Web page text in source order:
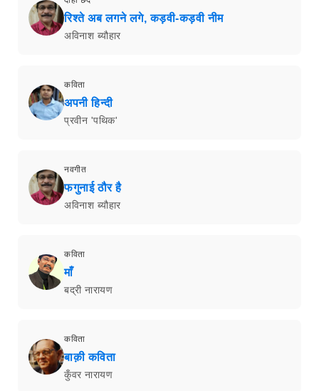
रिश्ते अब लगने लगे, कड़वी-कड़वी नीम
अविनाश ब्यौहार
कविता
अपनी हिन्दी
प्रवीन 'पथिक'
नवगीत
फगुनाई ठौर है
अविनाश ब्यौहार
कविता
माँ
बद्री नारायण
कविता
बाक़ी कविता
कुँवर नारायण